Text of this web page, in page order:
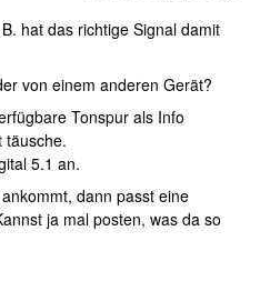
hat das richtige Signal damit
von einem anderen Gerät?
Tonspur als Info
täusche.
5.1 an.
dann passt eine
ja mal posten, was da so